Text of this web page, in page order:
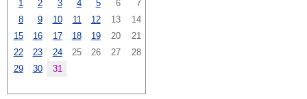
1
2 3 4 5 6
7
8
9 10 11 12 13
14
15
16 17 18 19 20
21
22
23 24 25 26 27
28
29
30 31